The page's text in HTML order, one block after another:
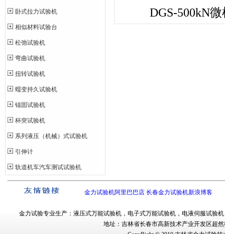
卧式拉力试验机
相似材料试验台
松弛试验机
弯曲试验机
扭转试验机
蠕变持久试验机
锚固试验机
杯突试验机
系列液压（机械）式试验机
引伸计
轨道机车汽车测试试验机
DGS-500kN
金力试验机阿里巴巴店 长春金力试验机新浪博客
金力试验专业生产： 液压式万能试验机， 电子式万能试验机， 电液伺服试验机
地址：吉林省长春市高新技术产业开发区超然